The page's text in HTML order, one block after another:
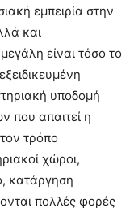
εμπειρία στην
και
είναι τόσο το
υποδομή
που απαιτεί η
τρόπο
χώροι,
κατάργηση
πολλές φορές